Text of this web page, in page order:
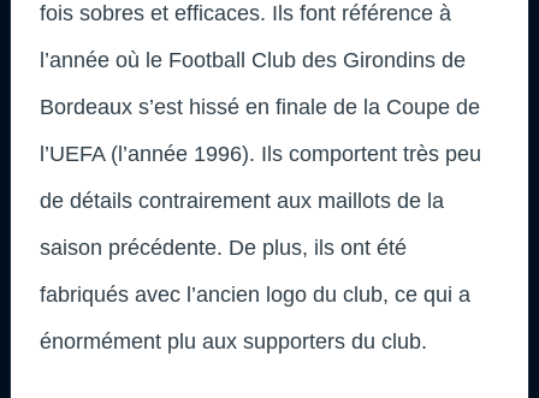
fois sobres et efficaces. Ils font référence à
l’année où le Football Club des Girondins de
Bordeaux s’est hissé en finale de la Coupe de
l’UEFA (l’année 1996). Ils comportent très peu
de détails contrairement aux maillots de la
saison précédente. De plus, ils ont été
fabriqués avec l’ancien logo du club, ce qui a
énormément plu aux supporters du club.